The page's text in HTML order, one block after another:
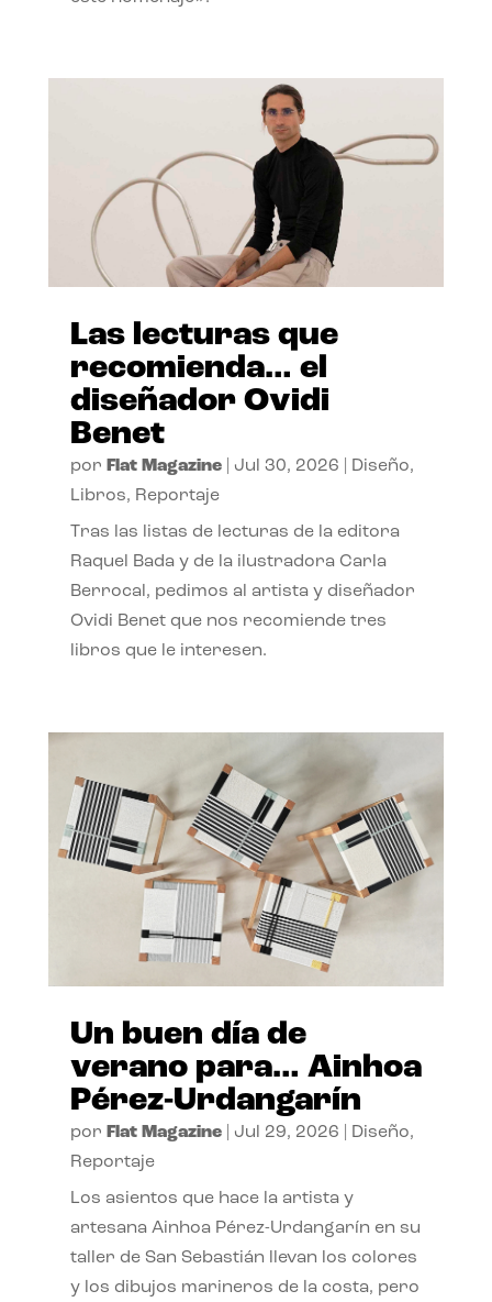
Las lecturas que
recomienda… el
diseñador Ovidi
Benet
por Flat Magazine| Jul 30, 2026 Diseño,
Libros, Reportaje
Tras las listas de lecturas de la editora
Raquel Bada y de la ilustradora Carla
Berrocal, pedimos al artista y diseñador
Ovidi Benet que nos recomiende tres
libros que le interesen.
Un buen día de
verano para… Ainhoa
Pérez-Urdangarín
por Flat Magazine| Jul 29, 2026 Diseño,
Reportaje
Los asientos que hace la artista y
artesana Ainhoa Pérez-Urdangarín en su
taller de San Sebastián llevan los colores
y los dibujos marineros de la costa, pero